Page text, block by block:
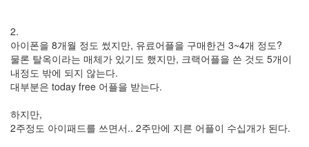
2.
아이폰을 8개월 정도 썼지만, 유료어플을 구매한건 3~4개 정도?
물론 탈옥이라는 매체가 있기도 했지만, 크랙어플을 쓴 것도 5개이
내정도 밖에 되지 않는다.
대부분은 today free 어플을 받는다.
하지만,
2주정도 아이패드를 쓰면서.. 2주만에 지른 어플이 수십개가 된다.
비
비
미
녀
의
수